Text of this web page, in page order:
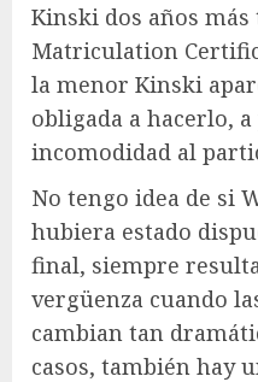
Kinski dos años más
Matriculation
la menor Kinski
obligada a hacerlo,
incomodidad al
No tengo idea de si
hubiera estado
final, siempre
vergüenza cuando
cambian tan
casos, también hay